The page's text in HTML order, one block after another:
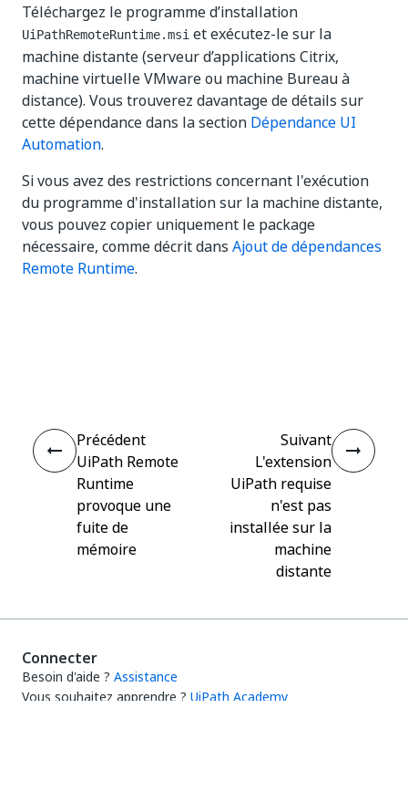
Téléchargez le programme d’installation
UiPathRemoteRuntime.msi et exécutez-le sur la
machine distante (serveur d’applications Citrix,
machine virtuelle VMware ou machine Bureau à
distance). Vous trouverez davantage de détails sur
cette dépendance dans la section Dépendance UI
Automation.
Si vous avez des restrictions concernant l'exécution
du programme d'installation sur la machine distante,
vous pouvez copier uniquement le package
nécessaire, comme décrit dans Ajout de dépendances
Remote Runtime.
Précédent
UiPath Remote
Runtime
provoque une
fuite de
mémoire
Suivant
L'extension
UiPath requise
n'est pas
installée sur la
machine
distante
Connecter
Besoin d'aide ? Assistance
Vous souhaitez apprendre ? UiPath Academy